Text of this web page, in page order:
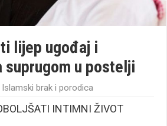
lijep ugođaj i
suprugom u postelji
Islamski brak i porodica
INTIMNI ŽIVOT